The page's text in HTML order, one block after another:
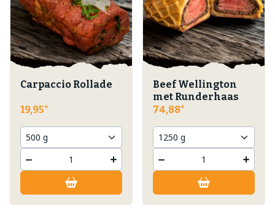
Carpaccio Rollade
19,95
Beef Wellington
met Runderhaas
74,88
Lokale producten